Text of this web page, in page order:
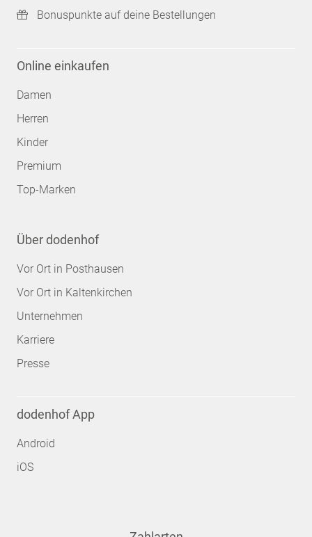
Bonuspunkte auf deine Bestellungen
Online einkaufen
Damen
Herren
Kinder
Premium
Top-Marken
Über dodenhof
Vor Ort in Posthausen
Vor Ort in Kaltenkirchen
Unternehmen
Karriere
Presse
dodenhof App
Android
iOS